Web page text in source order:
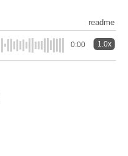
readme
0:00 1.0x